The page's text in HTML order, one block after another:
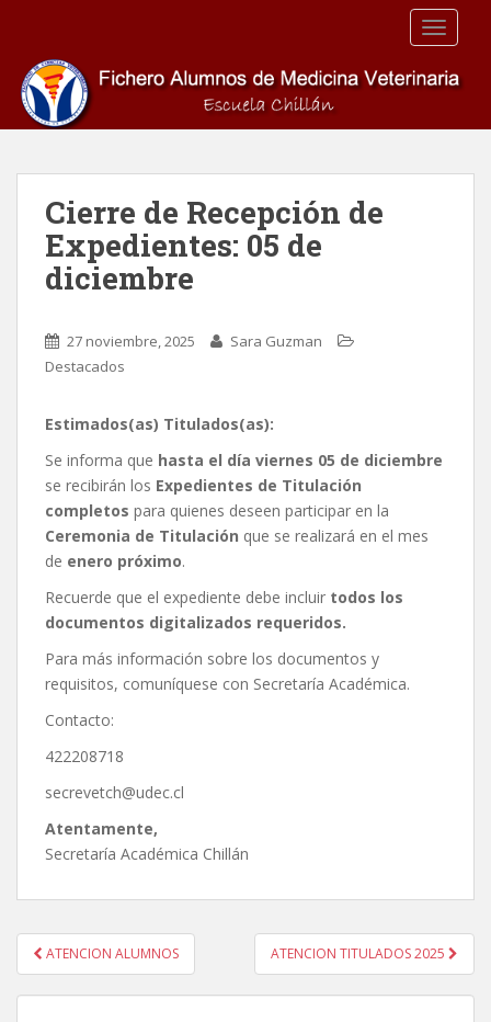
Cierre de Recepción de
Expedientes: 05 de
diciembre
27 noviembre, 2025
Sara Guzman
Destacados
Estimados(as) Titulados(as):
Se informa que hasta el día viernes 05 de diciembre
se recibirán los Expedientes de Titulación
completos para quienes deseen participar en la
Ceremonia de Titulación que se realizará en el mes
de enero próximo.
Recuerde que el expediente debe incluir todos los
documentos digitalizados requeridos.
Para más información sobre los documentos y
requisitos, comuníquese con Secretaría Académica.
Contacto:
422208718
secrevetch@udec.cl
Atentamente,
Secretaría Académica Chillán
Navegación
de
entradas
ATENCION ALUMNOS ATENCION TITULADOS 2025